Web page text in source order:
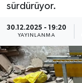
sürdürüyor.
30.12.2025 - 19:20
YAYINLANMA